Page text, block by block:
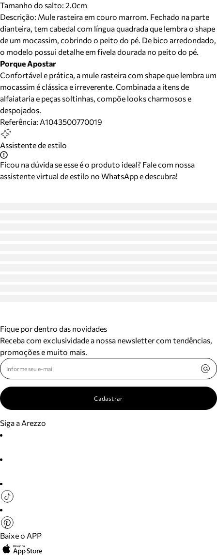
Tamanho do salto: 2.0cm
Descrição: Mule rasteira em couro marrom. Fechado na parte
dianteira, tem cabedal com língua quadrada que lembra o shape
de um mocassim, cobrindo o peito do pé. De bico arredondado,
o modelo possui detalhe em fivela dourada no peito do pé.
Porque Apostar
Confortável e prática, a mule rasteira com shape que lembra um
mocassim é clássica e irreverente. Combinada a itens de
alfaiataria e peças soltinhas, compõe looks charmosos e
despojados.
Referência: A1043500770019
Assistente de estilo
Ficou na dúvida se esse é o produto ideal? Fale com nossa
assistente virtual de estilo no WhatsApp e descubra!
Fique por dentro das novidades
Receba com exclusividade a nossa newsletter com tendências,
promoções e muito mais.
Cadastrar
Siga a Arezzo
Baixe o APP